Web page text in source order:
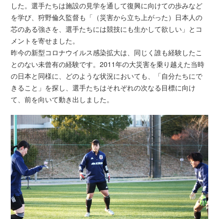
した。選手たちは施設の見学を通して復興に向けての歩みなど
を学び、狩野倫久監督も「（災害から立ち上がった）日本人の
芯のある強さを、選手たちには競技にも生かして欲しい」とコ
メントを寄せました。
昨今の新型コロナウイルス感染拡大は、同じく誰も経験したこ
とのない未曾有の経験です。2011年の大災害を乗り越えた当時
の日本と同様に、どのような状況においても、「自分たちにで
きること」を探し、選手たちはそれぞれの次なる目標に向け
て、前を向いて動き出しました。